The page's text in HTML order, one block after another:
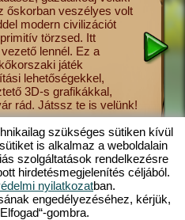
őskorban veszélyes volt
modern civilizációt
törzsed. Itt
lennél. Ez a
játék
lehetőségekkel,
3D-s grafikákkal,
rád. Játssz te is velünk!
vallást,
Stonies
a
törzsed
szükséges sütiken kívül
is alkalmaz a weboldalain
szolgáltatások rendelkezésre
hirdetésmegjelenítés céljából.
nyilatkozatban.
engedélyezéséhez, kérjük,
gombra.